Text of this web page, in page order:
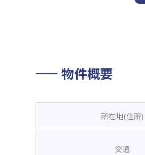
物件概要
所在地(住所)
交通